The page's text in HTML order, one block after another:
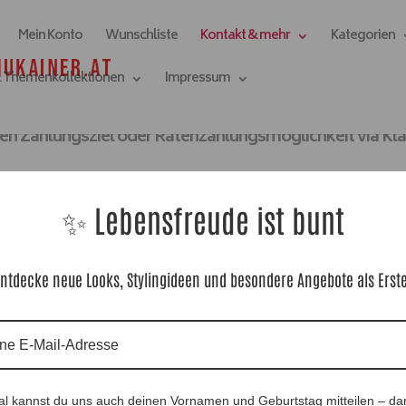
Mein Konto Wunschliste Kontakt & mehr Kategorien
Themenkollektionen
Impressum
Arten Ihre
Zahlungsziel oder Ratenzahlungsmöglichkeit via
bis zu einer Bestellsumme von max. 250,- EUR |
in Fürstenfeld (nur bei telefonischer Bestellung)
bequem beim Checkout auswählen.
✨ Lebensfreude ist bunt
neue Looks, Stylingideen und besondere Angebote als Erste.
kannst du uns auch deinen Vornamen und Geburtstag mitteilen –